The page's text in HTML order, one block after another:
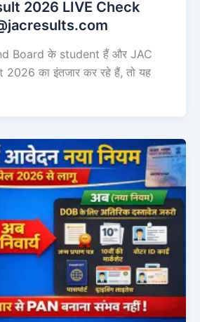
2026 LIVE Check
Board के student हैं और JAC
का इंतजार कर रहे हैं, तो यह